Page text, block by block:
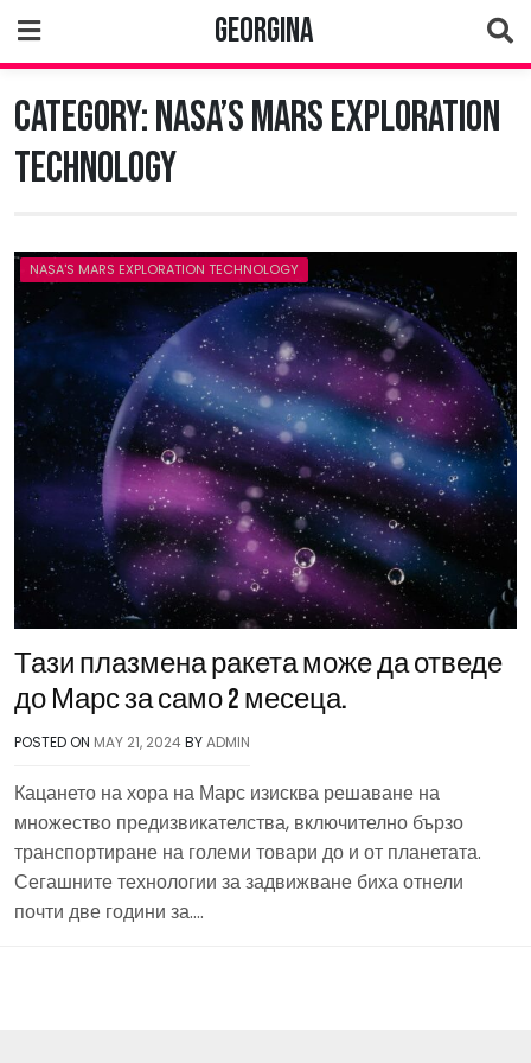
to
content
Georgina
Category:NASA’s Mars Exploration
Technology
NASA'S MARS EXPLORATION TECHNOLOGY
Тази плазмена ракета може да отведе
до Марс за само 2 месеца.
POSTED ON MAY 21, 2024BYADMIN
Кацането на хора на Марс изисква решаване на
множество предизвикателства, включително бързо
транспортиране на големи товари до и от планетата.
Сегашните технологии за задвижване биха отнели
почти две години за….